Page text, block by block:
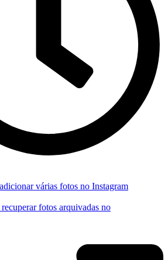
várias fotos no Instagram
fotos arquivadas no